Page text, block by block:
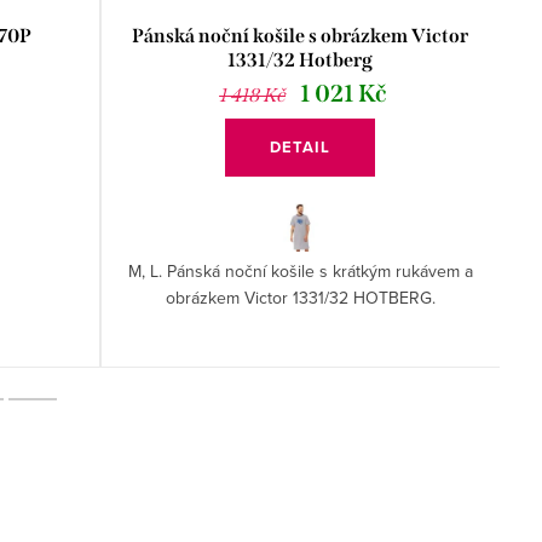
Pánská noční košile s obrázkem Victor
1331/32 Hotberg
1 418 Kč
1 021 Kč
DETAIL
M, L. Pánská noční košile s krátkým rukávem a
obrázkem Victor 1331/32 HOTBERG.